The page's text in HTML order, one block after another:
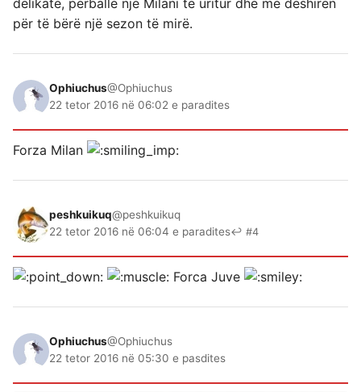
delikate, përballë një Milani të uritur dhe me dëshirën
për të bërë një sezon të mirë.
Ophiuchus@Ophiuchus
22 tetor 2016 në 06:02 e paradites
Forza Milan
peshkuikuq@peshkuikuq
22 tetor 2016 në 06:04 e paradites↩ #4
Forca Juve
Ophiuchus@Ophiuchus
22 tetor 2016 në 05:30 e pasdites